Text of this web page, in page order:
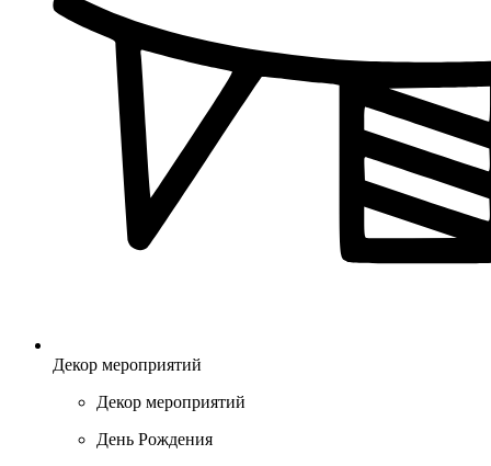
Декор мероприятий
Декор мероприятий
День Рождения